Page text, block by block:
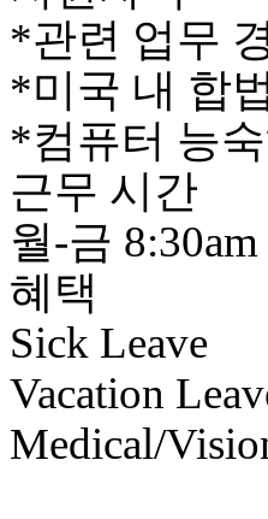
*관련 업무
*미국 내 합
*컴퓨터 능
근무 시간
월-금
혜택
Sick Leave
Vacation
Medical/